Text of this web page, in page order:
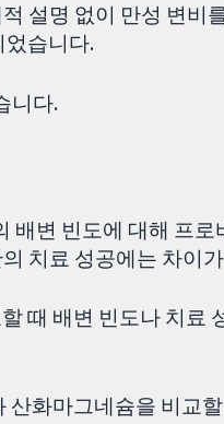
설명 없이 만성 변비
었습니다.
니다.
배변 빈도에 대해 프
치료 성공에는 차이
때 배변 빈도나 치료
화마그네슘을 비교